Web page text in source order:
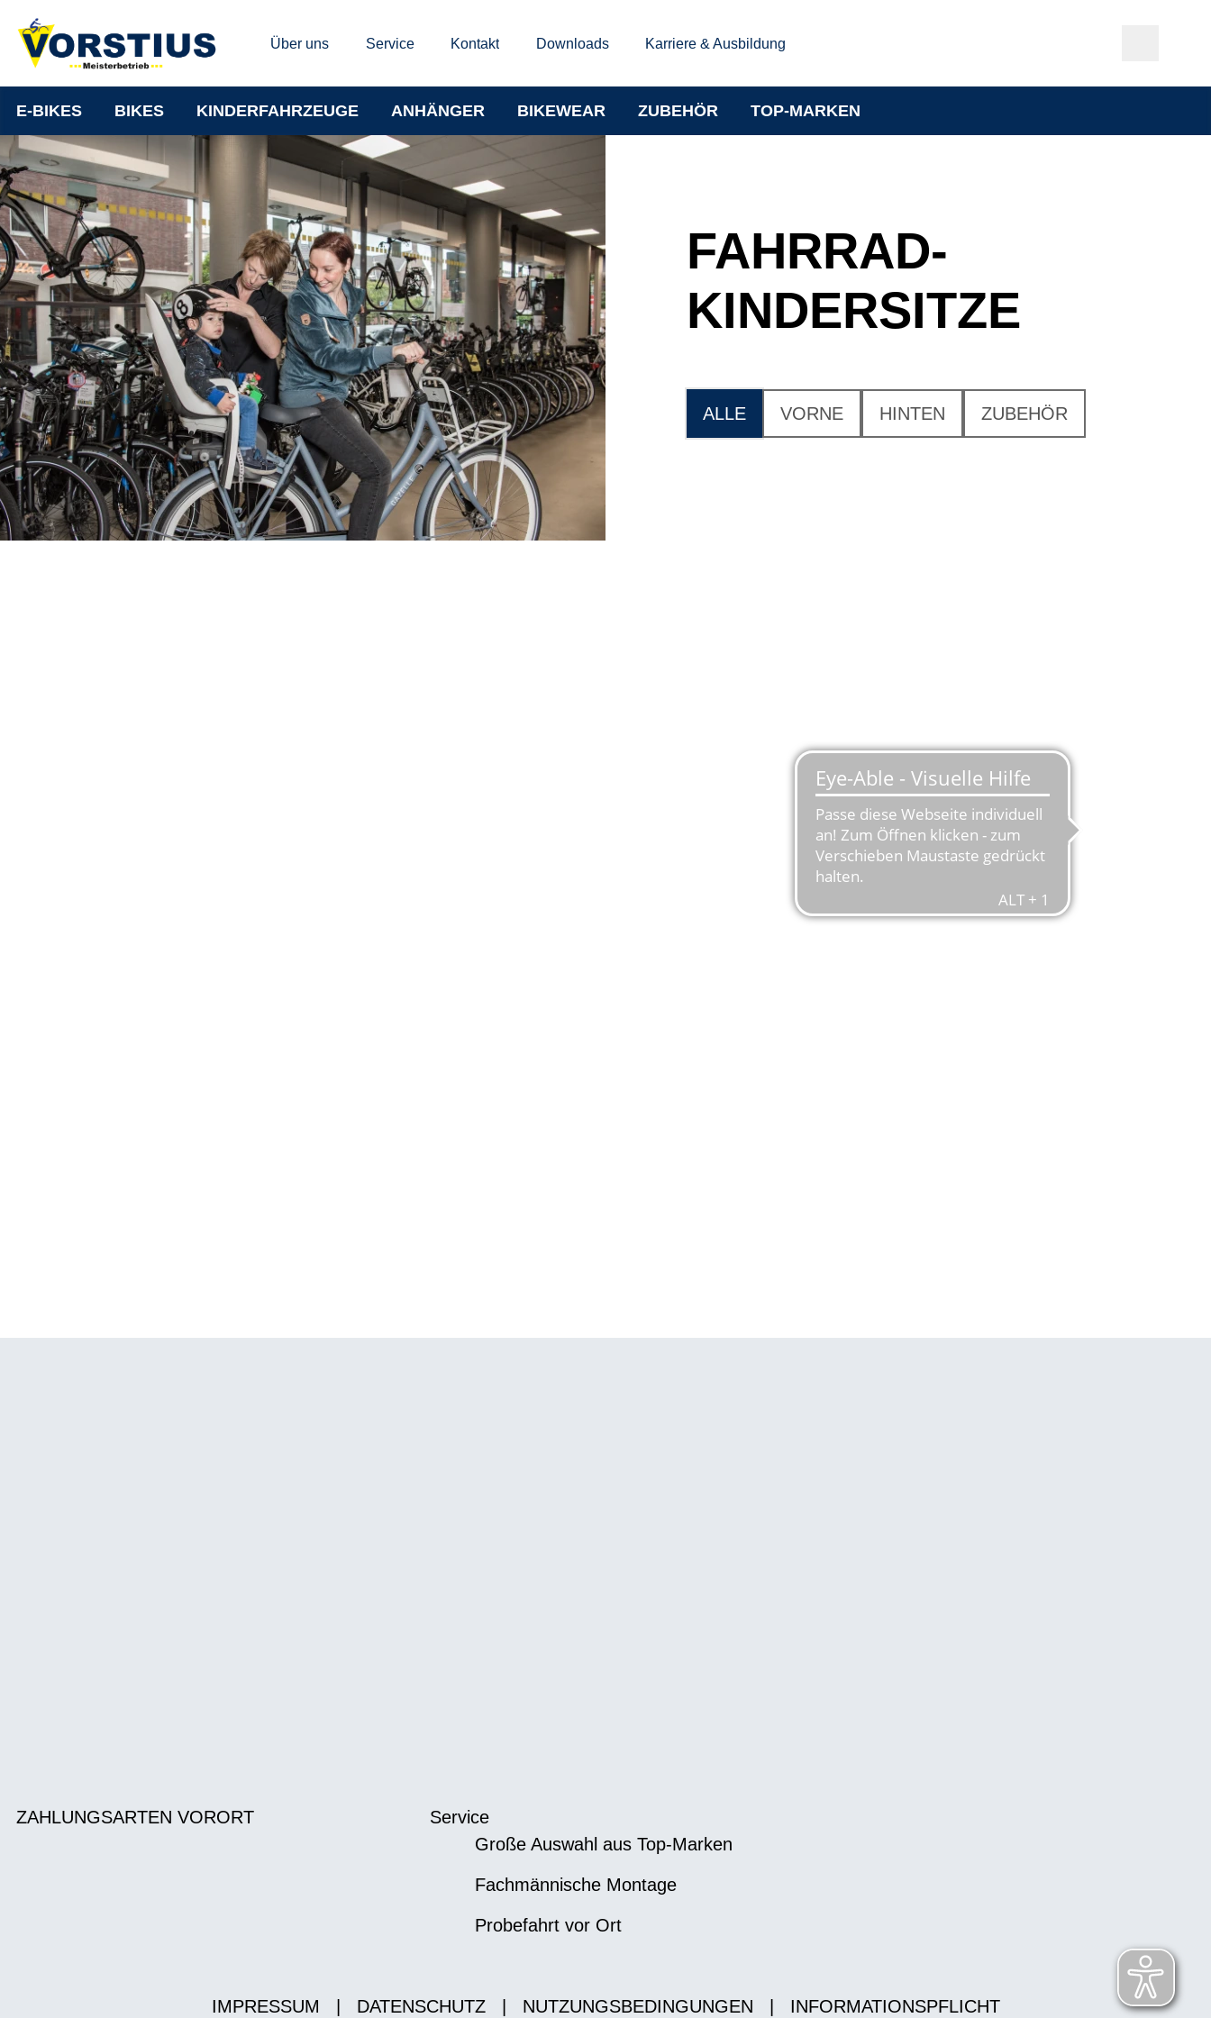
Über uns Service Kontakt Downloads Karriere & Ausbildung
E-BIKES BIKES KINDERFAHRZEUGE ANHÄNGER BIKEWEAR ZUBEHÖR TOP-MARKEN
FAHRRAD-
KINDERSITZE
ALLE VORNE HINTEN ZUBEHÖR
ZAHLUNGSARTEN VORORT
Service
Große Auswahl aus Top-Marken
Fachmännische Montage
Probefahrt vor Ort
IMPRESSUM DATENSCHUTZ NUTZUNGSBEDINGUNGEN INFORMATIONSPFLICHT